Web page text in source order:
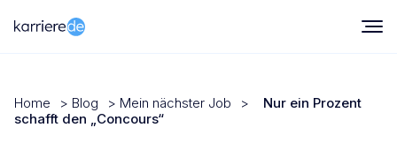
Home > Blog > Mein nächster Job >
Nur ein Prozent
schafft den „Concours“